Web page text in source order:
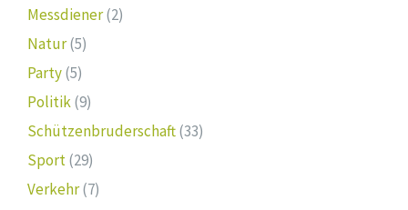
Messdiener(2)
Natur(5)
Party(5)
Politik(9)
Schützenbruderschaft(33)
Sport(29)
Verkehr(7)